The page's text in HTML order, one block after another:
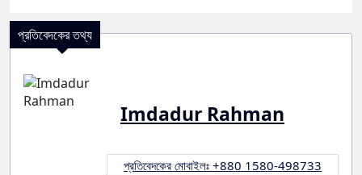
প্রতিবেদকের তথ্য
Imdadur Rahman
প্রতিবেদকের মোবাইলঃ +880 1580-498733